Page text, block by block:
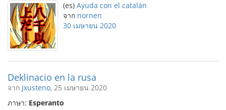
(es) Ayuda con el catalán
จาก nornen
30 เมษายน 2020
Deklinacio en la rusa
จาก Jxusteno, 25 เมษายน 2020
ภาษา: Esperanto